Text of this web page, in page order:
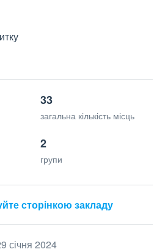
33
загальна кількість місць
2
групи
сторінкою закладу
січня 2024